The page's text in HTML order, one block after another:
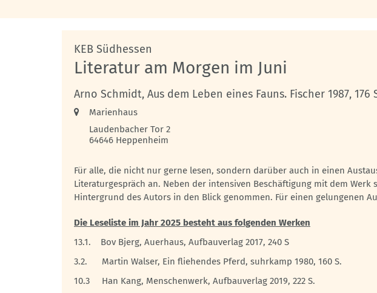
KEB Südhessen
Literatur am Morgen im Juni
Arno Schmidt, Aus dem Leben eines Fauns. Fischer 1987, 176
Ort:
Marienhaus
Laudenbacher Tor 2
64646 Heppenheim
Für alle, die nicht nur gerne lesen, sondern darüber auch in einen
Literaturgespräch an. Neben der intensiven Beschäftigung mit dem
Hintergrund des Autors in den Blick genommen. Für einen gelungenen
Die Leseliste im Jahr 2025 besteht aus folgenden Werken
13.1. Bov Bjerg, Auerhaus, Aufbauverlag 2017, 240 S
3.2. Martin Walser, Ein fliehendes Pferd, suhrkamp 1980, 160 S.
10.3 Han Kang, Menschenwerk, Aufbauverlag 2019, 222 S.